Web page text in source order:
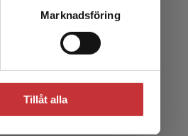
Marknadsföring
Tillåt alla
S